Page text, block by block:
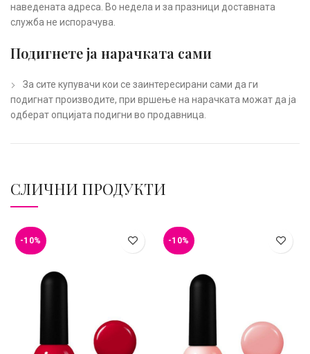
наведената адреса. Во недела и за празници доставната
служба не испорачува.
Подигнете ја нарачката сами
За сите купувачи кои се заинтересирани сами да ги
подигнат производите, при вршење на нарачката можат да ја
одберат опцијата подигни во продавница.
СЛИЧНИ ПРОДУКТИ
-10% -10%